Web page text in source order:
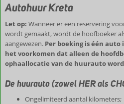
Autohuur Kreta
Let op: Wanneer er een reservering
wordt gemaakt, wordt de hoofboeker
aangewezen. Per boeking is één
het voorkomen dat alleen de
ophaallocatie van de huurauto
De huurauto (zowel HER als
Ongelimiteerd aantal kilometers;